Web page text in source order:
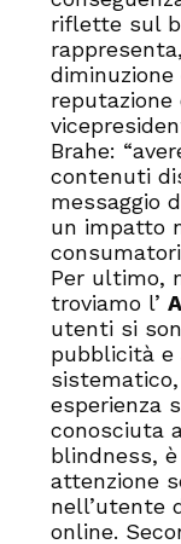
riflette sul
reputazione
Brahe:
contenuti
messaggio
un impatto
Per ultimo,
troviamo l’
utenti si
pubblicità e
esperienza
conosciuta
blindness,
attenzione
nell’utente
online.